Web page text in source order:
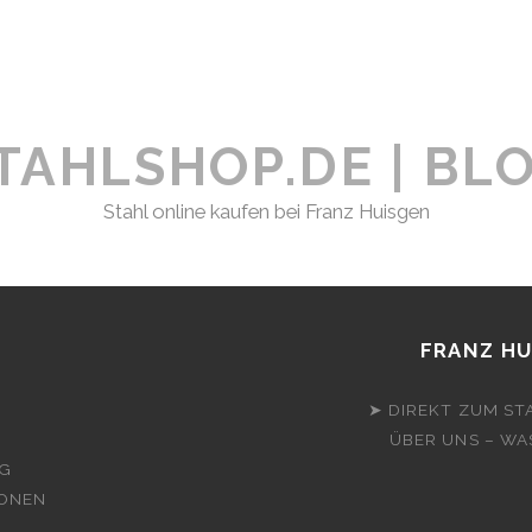
|
Stahl online kaufen bei Franz Huisgen
FRANZ
➤ DIREKT ZUM
ÜBER UNS –